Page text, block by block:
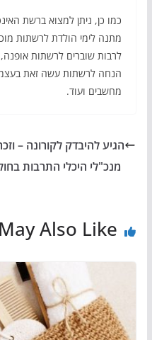
כמו כן, ניתן למצוא ברשת
מתנה לימי הולדת לרשתות
לרבות שוברים לרשתות אופנה,
הנחה לרשתות עשה זאת
מחשבים ועוד.
הגיע להיבדק לקורונה – וזכה ב-1,000 ש"ח
מנכ"לי היכלי התרבות
Also Like